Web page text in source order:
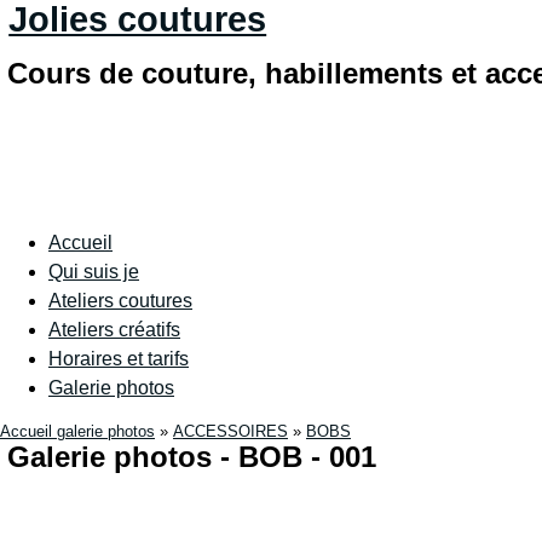
Jolies coutures
Cours de couture, habillements et
Accueil
Qui suis je
Ateliers coutures
Ateliers créatifs
Horaires et tarifs
Galerie photos
Accueil galerie photos » ACCESSOIRES » BOBS
Galerie photos - BOB - 001